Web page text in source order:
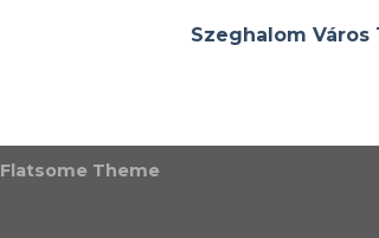
Szeghalom
Flatsome Theme